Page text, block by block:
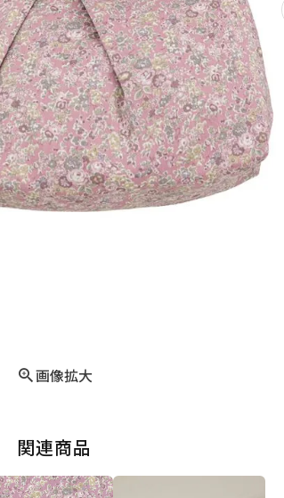
画像拡大
関連商品